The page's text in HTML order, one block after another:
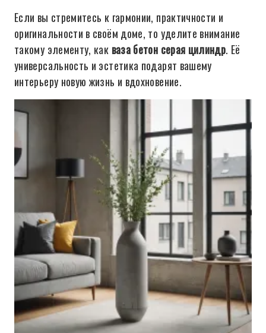
Если вы стремитесь к гармонии, практичности и
оригинальности в своём доме, то уделите внимание
такому элементу, как ваза бетон серая цилиндр. Её
универсальность и эстетика подарят вашему
интерьеру новую жизнь и вдохновение.